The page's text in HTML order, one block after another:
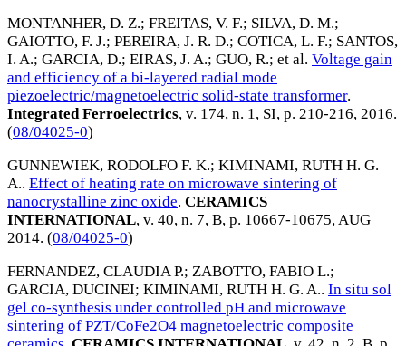
MONTANHER, D. Z.; FREITAS, V. F.; SILVA, D. M.;
GAIOTTO, F. J.; PEREIRA, J. R. D.; COTICA, L. F.; SANTOS,
I. A.; GARCIA, D.; EIRAS, J. A.; GUO, R.; et al. Voltage gain
and efficiency of a bi-layered radial mode
piezoelectric/magnetoelectric solid-state transformer.
Integrated Ferroelectrics, v. 174, n. 1, SI, p. 210-216, 2016.
(08/04025-0)
GUNNEWIEK, RODOLFO F. K.; KIMINAMI, RUTH H. G.
A.. Effect of heating rate on microwave sintering of
nanocrystalline zinc oxide. CERAMICS
INTERNATIONAL, v. 40, n. 7, B, p. 10667-10675,AUG
2014. (08/04025-0)
FERNANDEZ, CLAUDIA P.; ZABOTTO, FABIO L.;
GARCIA, DUCINEI; KIMINAMI, RUTH H. G. A.. In situ sol
gel co-synthesis under controlled pH and microwave
sintering of PZT/CoFe2O4 magnetoelectric composite